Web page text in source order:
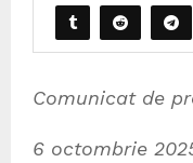
Comunicat de
6 octombrie